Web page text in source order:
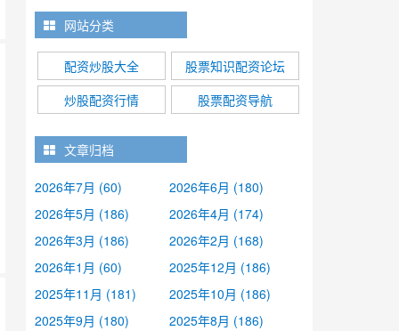
网站分类
配资炒股大全
股票知识配资论坛
炒股配资行情
股票配资导航
文章归档
2026年7月 (60)
2026年6月 (180)
2026年5月 (186)
2026年4月 (174)
2026年3月 (186)
2026年2月 (168)
2026年1月 (60)
2025年12月 (186)
2025年11月 (181)
2025年10月 (186)
2025年9月 (180)
2025年8月 (186)